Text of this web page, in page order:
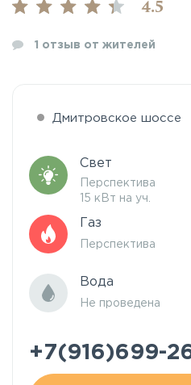
4.5
1 отзыв от жителей
Дмитровское шоссе
Свет
Перспектива
15 кВт на уч.
Газ
Перспектива
Вода
Не проведена
+7(916)699-